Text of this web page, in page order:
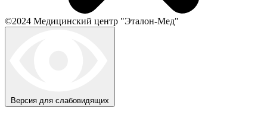
©2024 Медицинский центр "Эталон-Мед"
Версия для слабовидящих